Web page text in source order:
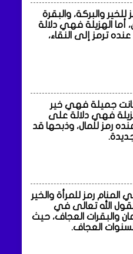
للخير والبركة، والبقرة
أما الهزيلة فهي دلالة
ترمز إلى النقاء،
كانت جميلة فهي خير
فهي دلالة على
رمز للمال، وذبحها قد
المنام رمز للمرأة والخير
الله تعالى في
والبقرات العجاف، حيث
العجاف.